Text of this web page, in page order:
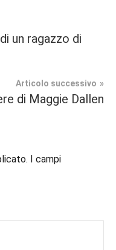
un ragazzo di
Articolo successivo
di Maggie Dallen
I campi